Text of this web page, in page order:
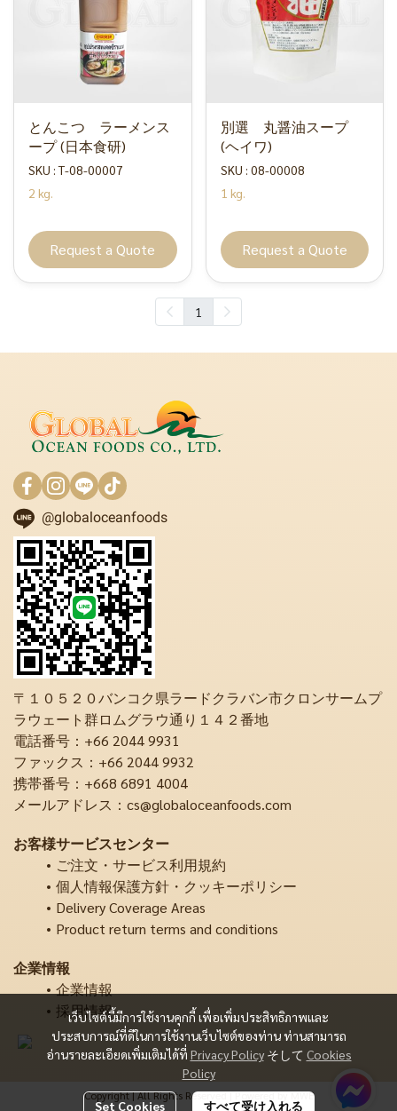
とんこつ ラーメンス
ープ (日本食研)
SKU : T-08-00007
2 kg.
Request a Quote
別選 丸醤油スープ
(ヘイワ)
SKU : 08-00008
1 kg.
Request a Quote
1
เว็บไซต์นี้มีการใช้งานคุกกี้ เพื่อเพิ่มประสิทธิภาพและ
ประสบการณ์ที่ดีในการใช้งานเว็บไซต์ของท่าน ท่านสามารถ
อ่านรายละเอียดเพิ่มเติมได้ที่ Privacy Policy そして Cookies
Policy
Set Cookies すべて受け入れる
@globaloceanfoods
〒１０５２０バンコク県ラードクラバン市クロンサームプ
ラウェート群ロムグラウ通り１４２番地
電話番号：+66 2044 9931
ファックス：+66 2044 9932
携帯番号：+668 6891 4004
メールアドレス：cs@globaloceanfoods.com
お客様サービスセンター
ご注文・サービス利用規約
個人情報保護方針・クッキーポリシー
Delivery Coverage Areas
Product return terms and conditions
企業情報
企業情報
採用情報
Copyright | All Rights Reserved | Powered by MWE